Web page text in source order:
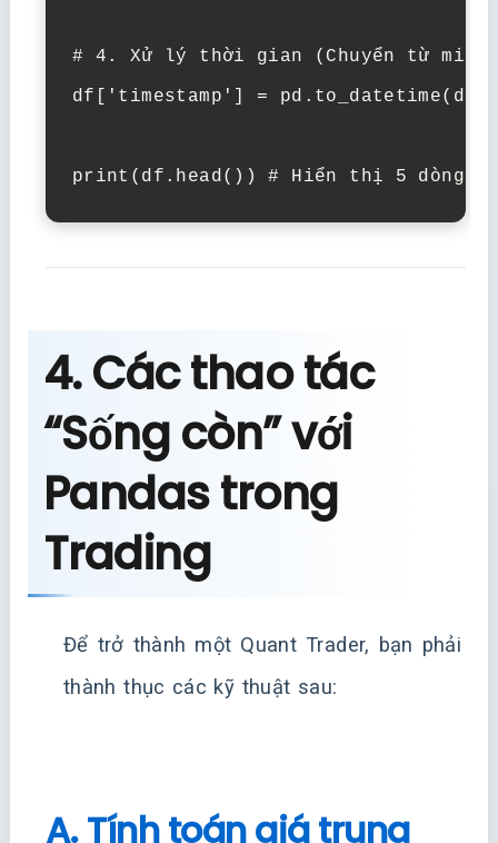
# 4. Xử lý thời gian (Chuyển từ
df['timestamp'] =
4. Các thao tác
“Sống còn” với
Pandas trong
Trading
Để trở thành một Quant Trader, bạn phải
thành thục các kỹ thuật sau:
A. Tính toán giá trung